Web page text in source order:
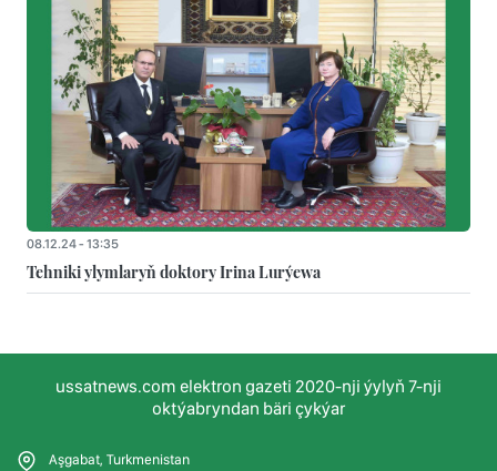
08.12.24 - 13:35
Tehniki ylymlaryň doktory Irina Lurýewa
ussatnews.com elektron gazeti 2020-nji ýylyň 7-nji
oktýabryndan bäri çykýar
Aşgabat, Turkmenistan